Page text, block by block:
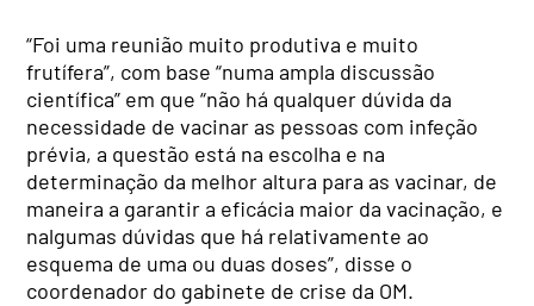
“Foi uma reunião muito produtiva e muito
frutífera”, com base “numa ampla discussão
científica” em que “não há qualquer dúvida da
necessidade de vacinar as pessoas com infeção
prévia, a questão está na escolha e na
determinação da melhor altura para as vacinar, de
maneira a garantir a eficácia maior da vacinação, e
nalgumas dúvidas que há relativamente ao
esquema de uma ou duas doses”, disse o
coordenador do gabinete de crise da OM.